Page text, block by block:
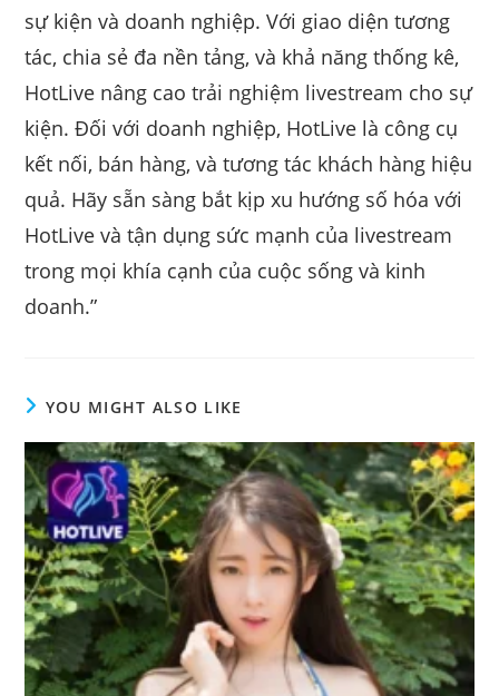
sự kiện và doanh nghiệp. Với giao diện tương
tác, chia sẻ đa nền tảng, và khả năng thống kê,
HotLive nâng cao trải nghiệm livestream cho sự
kiện. Đối với doanh nghiệp, HotLive là công cụ
kết nối, bán hàng, và tương tác khách hàng hiệu
quả. Hãy sẵn sàng bắt kịp xu hướng số hóa với
HotLive và tận dụng sức mạnh của livestream
trong mọi khía cạnh của cuộc sống và kinh
doanh.”
YOU MIGHT ALSO LIKE